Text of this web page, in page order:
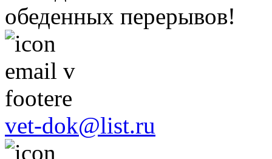
обеденных перерывов!
vet-dok@list.ru